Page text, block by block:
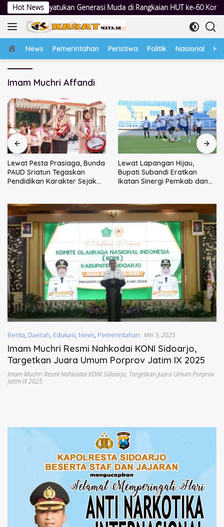
Langsung
ke
konten
Hot News
Generasi Muda di Rangkaian HUT ke-60 Korem Bhaskara Jaya
Home
News Pemerintahan Peristiwa Politik Nasional
Imam Muchri Affandi
Lewat Pesta Prasiaga, Bunda
PAUD Sriatun Tegaskan
Pendidikan Karakter Sejak
Lewat Lapangan Hijau,
Bupati Subandi Eratkan
Ikatan Sinergi Pemkab dan
Berita, Daerah, Edukasi, News, Pemerintahan Mei 3, 2025
Imam Muchri Resmi Nahkodai KONI Sidoarjo,
Targetkan Juara Umum Porprov Jatim IX 2025
Imam Muchri Resmi Nahkodai KONI Sidoarjo, Targetkan Juara Umum Porprov
Jatim IX 2025